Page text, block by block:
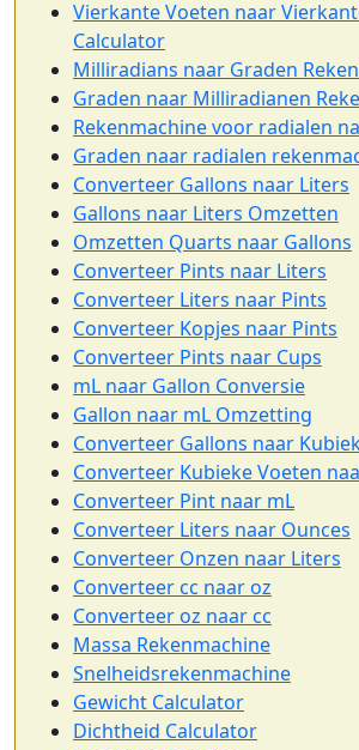
Vierkante Voeten naar
Calculator
Milliradians naar Graden
Graden naar Milliradianen
Rekenmachine voor radialen
Graden naar radialen
Converteer Gallons naar Liters
Gallons naar Liters Omzetten
Omzetten Quarts naar Gallons
Converteer Pints naar Liters
Converteer Liters naar Pints
Converteer Kopjes naar Pints
Converteer Pints naar Cups
mL naar Gallon Conversie
Gallon naar mL Omzetting
Converteer Gallons naar
Converteer Kubieke Voeten
Converteer Pint naar mL
Converteer Liters naar Ounces
Converteer Onzen naar Liters
Converteer cc naar oz
Converteer oz naar cc
Massa Rekenmachine
Snelheidsrekenmachine
Gewicht Calculator
Dichtheid Calculator